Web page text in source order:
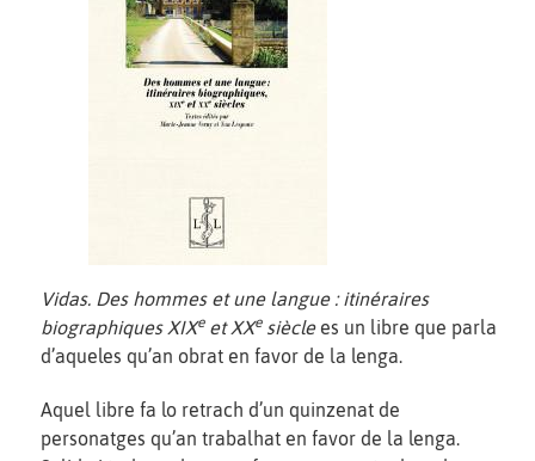
Vidas. Des hommes et une langue : itinéraires
biographiques XIXeet XXesièclees un libre que parla
d’aqueles qu’an obrat en favor de la lenga.
Aquel libre fa lo retrach d’un quinzenat de
personatges qu’an trabalhat en favor de la lenga.